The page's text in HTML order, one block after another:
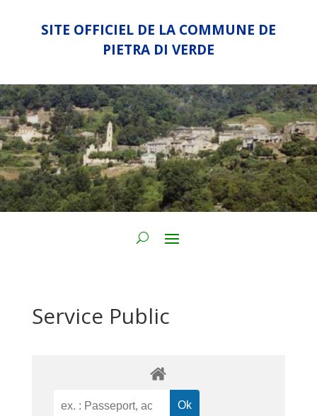
SITE OFFICIEL DE LA COMMUNE DE
PIETRA DI VERDE
Service Public